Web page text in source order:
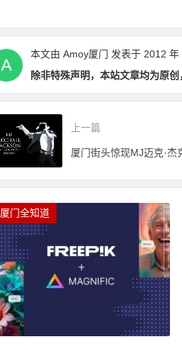
本文由 Amoy厦门 发表于 2012 年
除非特殊声明，本站文章均为原
上一篇
厦门街头惊现MJ迈克·杰
厦门全知道